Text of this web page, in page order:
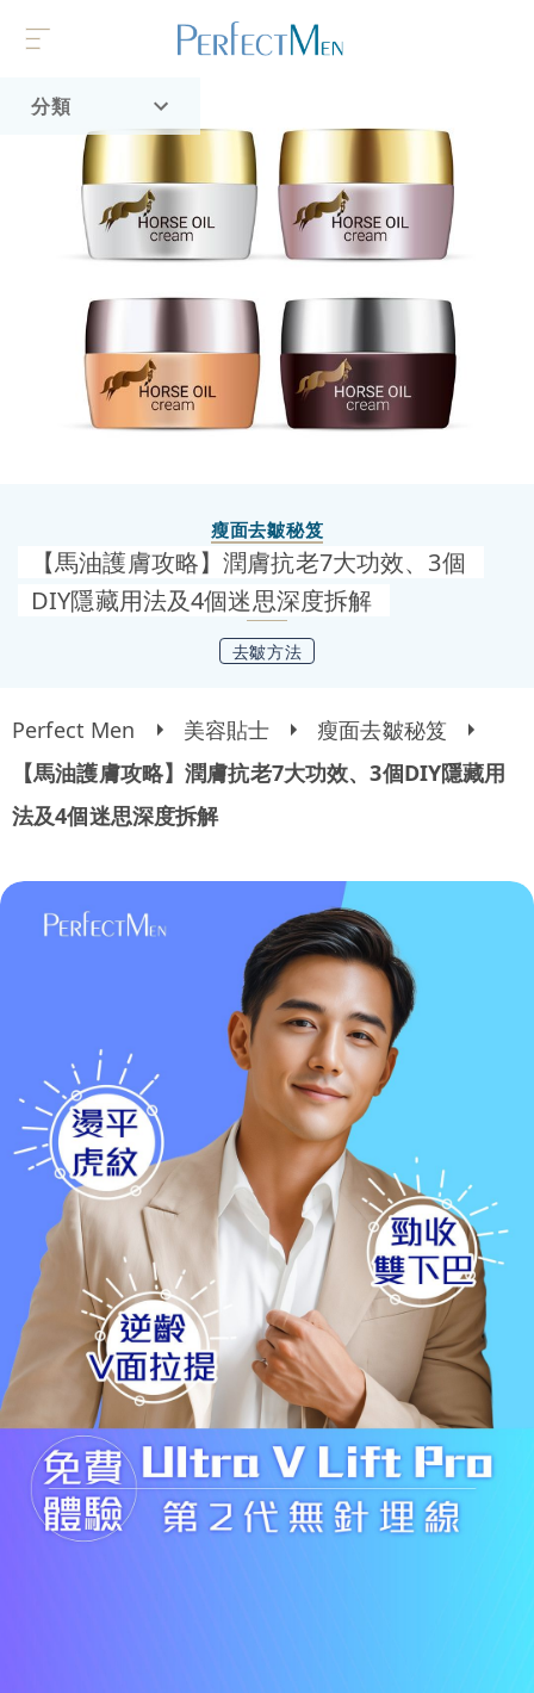
分類
首頁
流行趨勢
瘦面去皺秘笈
【馬油護膚攻略】潤膚抗老7大功效、3個
DIY隱藏用法及4個迷思深度拆解
去皺方法
Perfect Men 美容貼士
瘦面去皺秘笈
【馬油護膚攻略】潤膚抗老7大功效、3個DIY隱藏用
法及4個迷思深度拆解